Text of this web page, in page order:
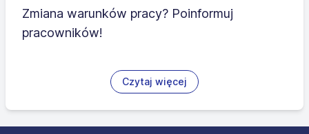
Zmiana warunków pracy? Poinformuj
pracowników!
Czytaj więcej